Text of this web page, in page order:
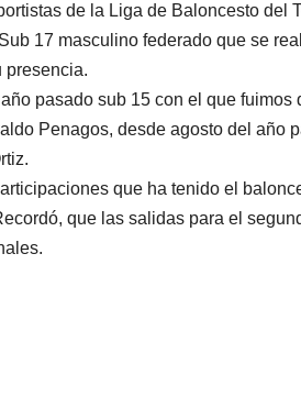
de la Liga de Baloncesto del
17 masculino federado que se
presencia.
pasado sub 15 con el que
Penagos, desde agosto del año
que ha tenido el
que las salidas para el